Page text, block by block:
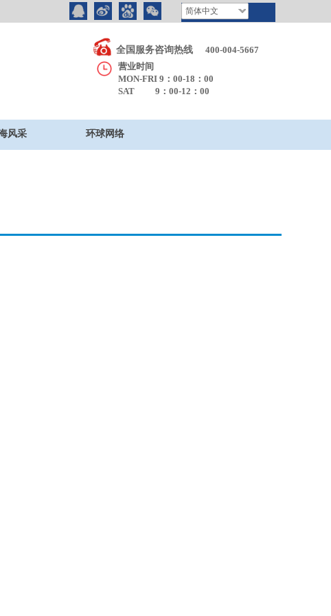
简体中文
风采 环球网络
全国服务咨询热线
400-004-5667
营业时间
MON-FRI 9：00-18：00
SAT 9：00-12：00